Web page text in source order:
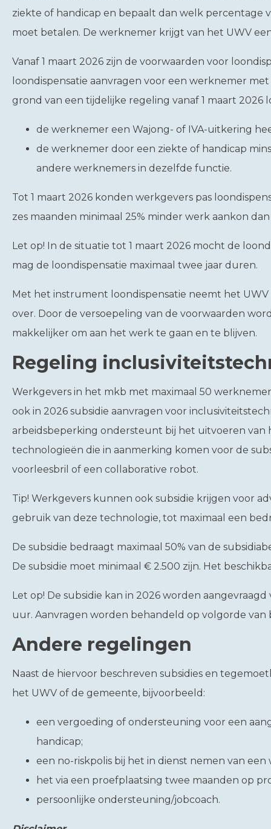
ziekte of handicap en bepaalt dan welk
moet betalen. De werknemer krijgt van het UWV
Vanaf 1 maart 2026 zijn de voorwaarden voor
loondispensatie aanvragen voor een werknemer
grond van een tijdelijke regeling vanaf 1 maart 2026
de werknemer een Wajong- of IVA-uitkering
de werknemer door een ziekte of handicap
andere werknemers in dezelfde functie.
Tot 1 maart 2026 konden werkgevers pas
zes maanden minimaal 25% minder werk aankon
Let op! In de situatie tot 1 maart 2026 mocht de
mag de loondispensatie maximaal twee jaar duren.
Met het instrument loondispensatie neemt het
over. Door de versoepeling van de voorwaarden
makkelijker om aan het werk te gaan en te blijven.
Regeling
Werkgevers in het mkb met maximaal 50
ook in 2026 subsidie aanvragen voor
arbeidsbeperking ondersteunt bij het uitvoeren van
technologieën die in aanmerking komen voor de
voorleesbril of een collaborative robot.
Tip! Werkgevers kunnen ook subsidie krijgen voor
gebruik van deze technologie, tot maximaal een
De subsidie bedraagt maximaal 50% van de
De subsidie moet minimaal € 2.500 zijn. Het
Let op! De subsidie kan in 2026 worden
uur. Aanvragen worden behandeld op volgorde van
Andere regelingen
Naast de hiervoor beschreven subsidies en
het UWV of de gemeente, bijvoorbeeld:
een vergoeding of ondersteuning voor een
handicap;
een no-riskpolis bij het in dienst nemen van
het via een proefplaatsing twee maanden op
persoonlijke ondersteuning/jobcoach.